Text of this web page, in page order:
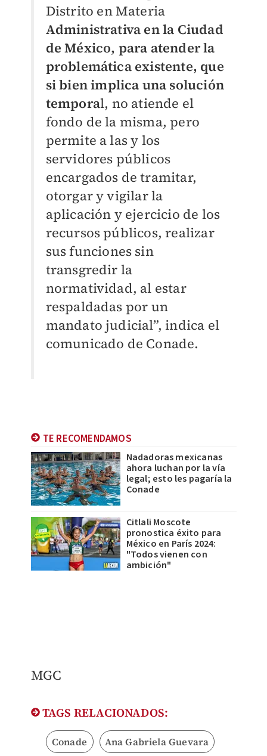
Distrito en Materia
Administrativa en la Ciudad
de México, para atender la
problemática existente, que
si bien implica una solución
temporal, no atiende el
fondo de la misma, pero
permite a las y los
servidores públicos
encargados de tramitar,
otorgar y vigilar la
aplicación y ejercicio de los
recursos públicos, realizar
sus funciones sin
transgredir la
normatividad, al estar
respaldadas por un
mandato judicial”, indica el
comunicado de Conade.
TE RECOMENDAMOS
Nadadoras mexicanas
ahora luchan por la vía
legal; esto les pagaría la
Conade
Citlali Moscote
pronostica éxito para
México en París 2024:
"Todos vienen con
ambición"
MGC
TAGS RELACIONADOS:
Conade Ana Gabriela Guevara